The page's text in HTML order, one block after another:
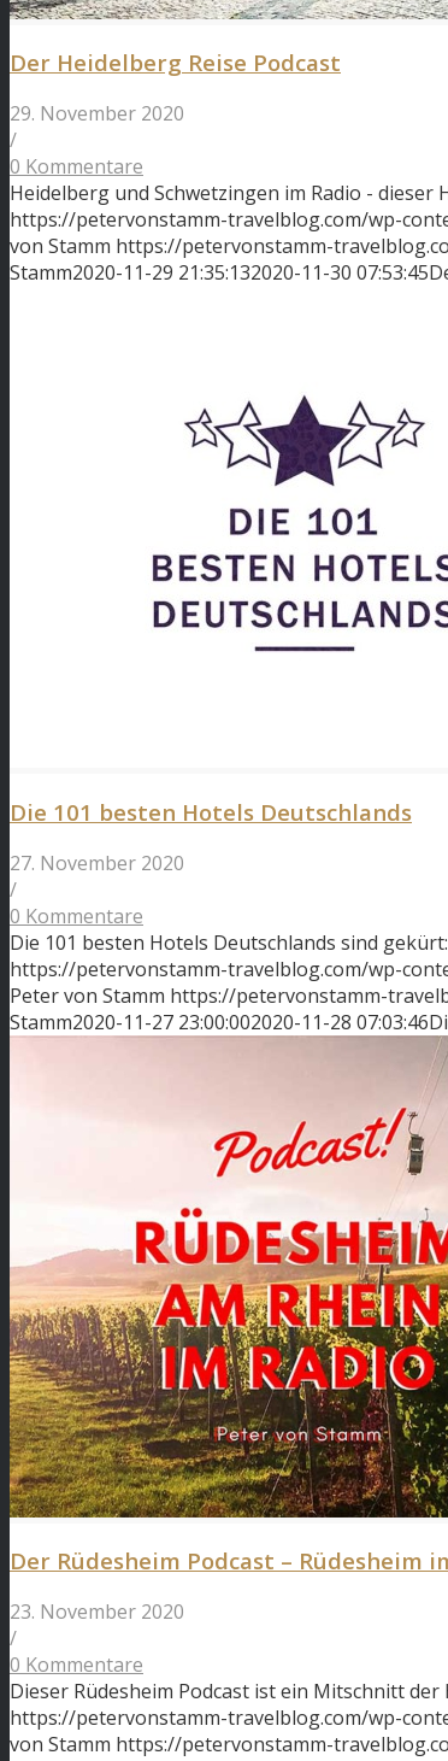
Der Heidelberg Reise Podcast
29. November 2020
/
0 Kommentare
Heidelberg und Schwetzingen im Radio - dieser
https://petervonstamm-travelblog.com/wp-
von Stamm https://petervonstamm-
Stamm2020-11-29 21:35:132020-11-30 07:53:45
Die 101 besten Hotels Deutschlands
27. November 2020
/
0 Kommentare
Die 101 besten Hotels Deutschlands sind
https://petervonstamm-travelblog.com/wp-
Peter von Stamm https://petervonstamm-
Stamm2020-11-27 23:00:002020-11-28 07:03:46
Der Rüdesheim Podcast – Rüdesheim
23. November 2020
/
0 Kommentare
Dieser Rüdesheim Podcast ist ein Mitschnitt
https://petervonstamm-travelblog.com/wp-
von Stamm https://petervonstamm-